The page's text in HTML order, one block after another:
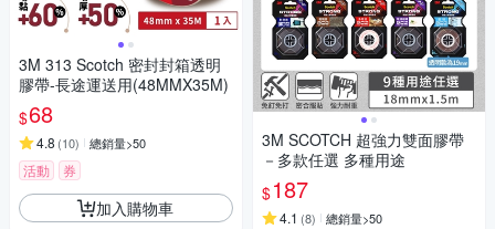
3M 313 Scotch 密封封箱透明
膠帶-長途運送用(48MMX35M)
$68
4.8 (10) 總銷量>50
活動 券
加入購物車
3M SCOTCH 超強力雙面膠帶
－多款任選 多種用途
$187
4.1 (8) 總銷量>50